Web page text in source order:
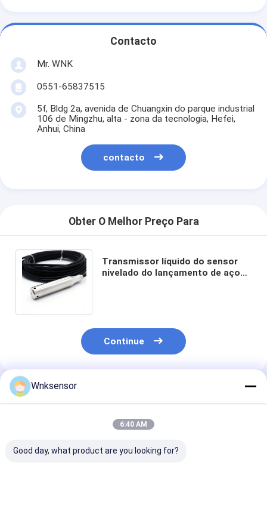
Contacto
Mr. WNK
0551-65837515
5f, Bldg 2a, avenida de Chuangxin do parque industrial
106 de Mingzhu, alta - zona da tecnologia, Hefei,
Anhui, China
contacto
Obter O Melhor Preço Para
Transmissor líquido do sensor
nivelado do lançamento de aço
Continue
Produtos Recomendados
Wnksensor
6:40 AM
Good day, what product are you looking for?